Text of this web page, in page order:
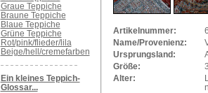
Graue Teppiche
Braune Teppiche
Blaue Teppiche
Grüne Teppiche
Rot/pink/flieder/lila
Beige/hell/cremefarben
Ein kleines Teppich-
Glossar...
Artikelnummer:
Name/Provenienz:
Ursprungsland:
Größe:
Alter: